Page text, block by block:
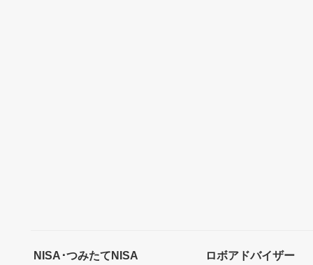
NISA･つみたてNISA ロボアドバイザー